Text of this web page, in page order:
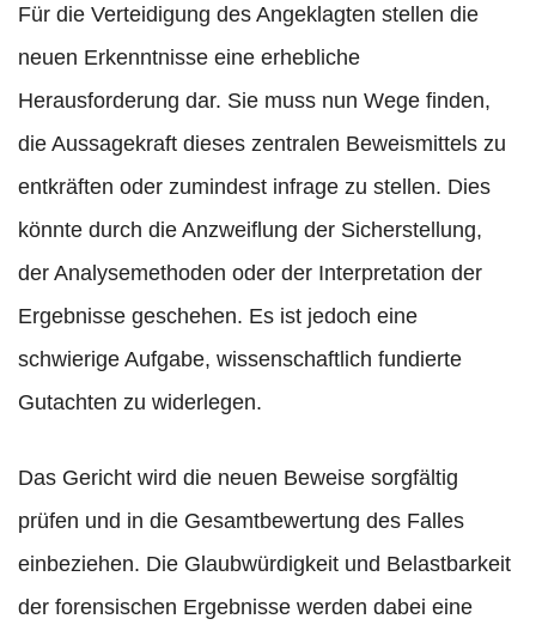
Für die Verteidigung des Angeklagten stellen die
neuen Erkenntnisse eine erhebliche
Herausforderung dar. Sie muss nun Wege finden,
die Aussagekraft dieses zentralen Beweismittels zu
entkräften oder zumindest infrage zu stellen. Dies
könnte durch die Anzweiflung der Sicherstellung,
der Analysemethoden oder der Interpretation der
Ergebnisse geschehen. Es ist jedoch eine
schwierige Aufgabe, wissenschaftlich fundierte
Gutachten zu widerlegen.
Das Gericht wird die neuen Beweise sorgfältig
prüfen und in die Gesamtbewertung des Falles
einbeziehen. Die Glaubwürdigkeit und Belastbarkeit
der forensischen Ergebnisse werden dabei eine